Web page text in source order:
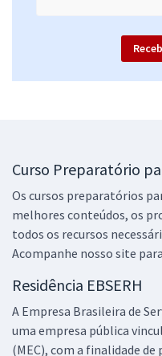
Curso Preparatório
Os cursos preparatórios
melhores conteúdos, os
todos os recursos
Acompanhe nosso site
Residência EBSERH
A Empresa Brasileira de
uma empresa pública
(MEC), com a finalidade